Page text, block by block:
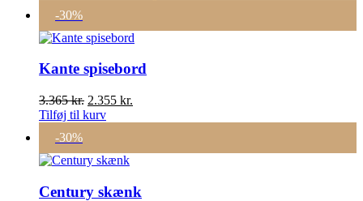
-30%
Kante spisebord
3.365kr. Den
oprindelige
3.365 kr..
2.355 kr.
2.355 kr..
Tilføj til kurv
-30%
Century skænk